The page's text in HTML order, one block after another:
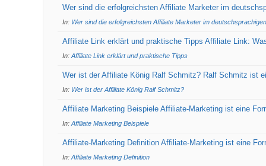
Wer sind die erfolgreichsten Affiliate Marketer im
In: Wer sind die erfolgreichsten Affiliate Marketer im
Affiliate Link erklärt und praktische Tipps Affiliate Link:
In: Affiliate Link erklärt und praktische Tipps
Wer ist der Affiliate König Ralf Schmitz? Ralf Schmitz ist
In: Wer ist der Affiliate König Ralf Schmitz?
Affiliate Marketing Beispiele Affiliate-Marketing ist eine
In: Affiliate Marketing Beispiele
Affiliate-Marketing Definition Affiliate-Marketing ist eine
In: Affiliate Marketing Definition